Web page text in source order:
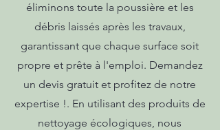
éliminons toute la poussière et les
débris laissés après les travaux,
garantissant que chaque surface soit
propre et prête à l'emploi. Demandez
un devis gratuit et profitez de notre
expertise !. En utilisant des produits de
nettoyage écologiques, nous